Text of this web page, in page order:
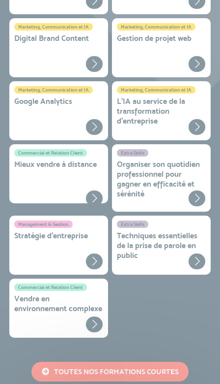
Marketing, Communication et IA
Digital Brand Content
Marketing, Communication et IA
Gestion de projet web
Marketing, Communication et IA
Google Analytics
Marketing, Communication et IA
L'IA au service de la
transformation
d'entreprise
Commercial et Relation Client
Mieux vendre à distance
Extra Skills
Organiser son quotidien
professionnel pour
gagner en efficacité et
sérénité
Management & Gestion
Stratégie d’entreprise
Extra Skills
Techniques essentielles
de la prise de parole en
public
Commercial et Relation Client
Vendre en
environnement complexe
TOUTES NOS FORMATIONS COURTES